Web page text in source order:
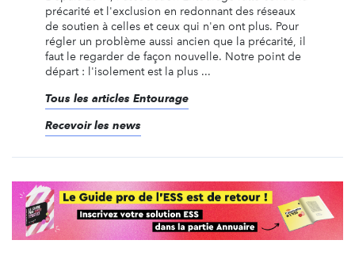
précarité et l'exclusion en redonnant des réseaux
de soutien à celles et ceux qui n'en ont plus. Pour
régler un problème aussi ancien que la précarité, il
faut le regarder de façon nouvelle. Notre point de
départ : l'isolement est la plus ...
Tous les articles Entourage
Recevoir les news